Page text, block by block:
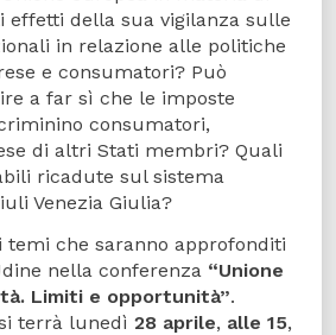
effetti della sua vigilanza sulle
in relazione alle politiche
e consumatori? Può
a far sì che le imposte
consumatori,
di altri Stati membri? Quali
ricadute sul sistema
Venezia Giulia?
temi che saranno approfonditi
nella conferenza “Unione
Limiti e opportunità”.
terrà lunedì 28 aprile, alle 15,